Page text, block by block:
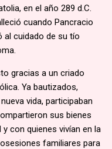
en el año 289 d.C.
cuando Pancracio
al cuidado de su tío
gracias a un criado
Ya bautizados,
vida, participaban
sus bienes
con quienes vivían en la
familiares para